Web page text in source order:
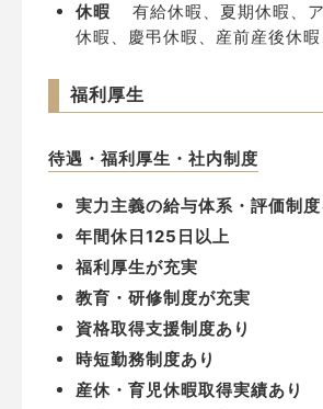
休暇
有給休暇、夏期休暇、
休暇、慶弔休暇、産前産後休
福利厚生
待遇・福利厚生・社内制度
実力主義の給与体系・評価制
年間休日125日以上
福利厚生が充実
教育・研修制度が充実
資格取得支援制度あり
時短勤務制度あり
産休・育児休暇取得実績あり